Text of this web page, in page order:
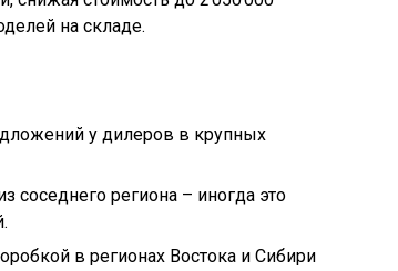
на складе.
у дилеров в крупных
соседнего региона – иногда это
в регионах Востока и Сибири